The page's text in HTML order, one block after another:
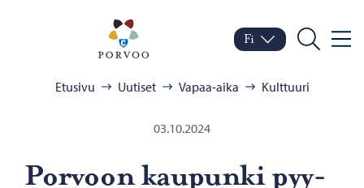
Porvoo – Siirry
Vaihda kieltä
Nykyinen kieli: Suomi
Fi
Hae
Etusivu Uutiset Vapaa-aika Kulttuuri
03.10.2024
Por­voon kau­pun­ki pyy­